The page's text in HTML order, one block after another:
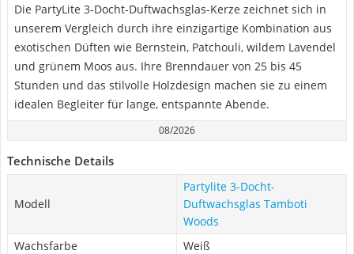
Die PartyLite 3-Docht-Duftwachsglas-Kerze zeichnet sich in
unserem Vergleich durch ihre einzigartige Kombination aus
exotischen Düften wie Bernstein, Patchouli, wildem Lavendel
und grünem Moos aus. Ihre Brenndauer von 25 bis 45
Stunden und das stilvolle Holzdesign machen sie zu einem
idealen Begleiter für lange, entspannte Abende.
08/2026
Technische Details
Modell
Partylite 3-Docht-
Duftwachsglas Tamboti
Woods
Wachsfarbe
Weiß